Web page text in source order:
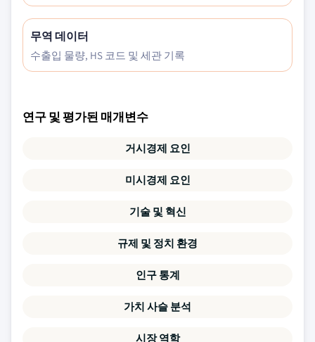
무역 데이터
수출입 물량, HS 코드 및 세관 기록
연구 및 평가된 매개변수
거시경제 요인
미시경제 요인
기술 및 혁신
규제 및 정치 환경
인구 통계
가치 사슬 분석
시장 역학